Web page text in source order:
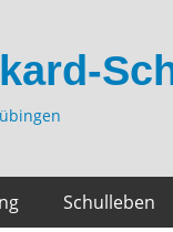
Schulleben